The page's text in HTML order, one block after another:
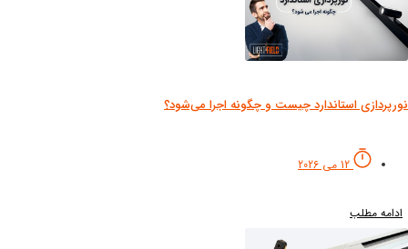
استاندارد چیست و چگونه اجرا می‌شود؟
12 می 2026
مطلب